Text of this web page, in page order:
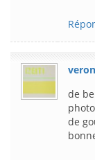
de
de